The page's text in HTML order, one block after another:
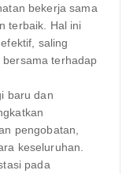
bekerja sama
terbaik. Hal ini
saling
terhadap
baru dan
pengobatan,
keseluruhan.
pada